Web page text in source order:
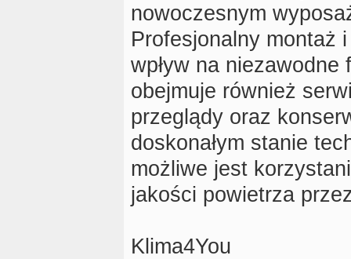
nowoczesnym
Profesjonalny montaż
wpływ na niezawodne
obejmuje również
przeglądy oraz
doskonałym stanie
możliwe jest
jakości powietrza
Klima4You